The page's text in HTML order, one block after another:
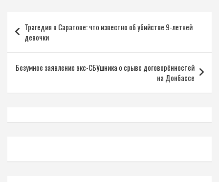
по
записям
Трагедия в Саратове: что известно об убийстве 9-летней
девочки
Безумное заявление экс-СБУшника о срыве договорённостей
на Донбассе